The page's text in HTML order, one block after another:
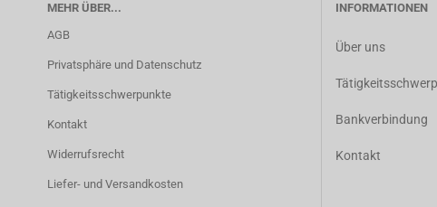
MEHR ÜBER...
AGB
Privatsphäre und Datenschutz
Tätigkeitsschwerpunkte
Kontakt
Widerrufsrecht
Liefer- und Versandkosten
INFORMATIONEN
Über uns
Bankverbindung
Kontakt